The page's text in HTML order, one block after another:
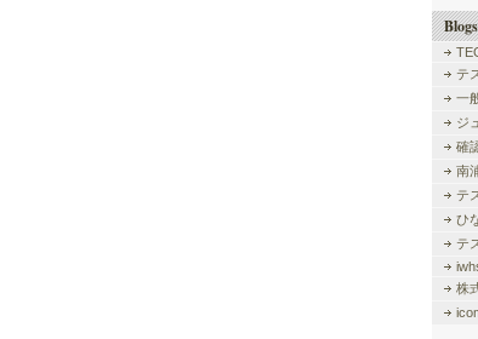
Blogs
テ
一
ジ
確
南
テ
ひ
テ
株